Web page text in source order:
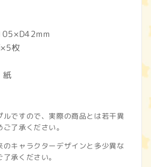
枚
紙
ですので、実際の商品とは若干異
了承ください。
キャラクターデザインと多少異な
承ください。